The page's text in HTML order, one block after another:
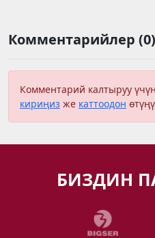
Комментарийлер (0)
Комментарий калтыруу
кириңиз же каттоодон
БИЗДИН